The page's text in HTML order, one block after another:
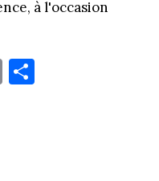
à l'occasion
E
m
Pa